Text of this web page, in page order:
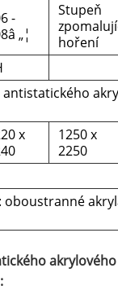
-
„¦
Stupeň
hoření
x
1250 x
2250
oboustranné